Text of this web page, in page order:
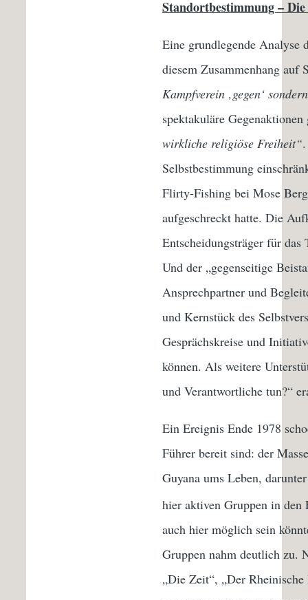
Standortbestimmung –
Eine grundlegende
diesem Zusammenhang
Kampfverein ‚gegen‘
spektakuläre
wirkliche religiöse Freiheit“
Selbstbestimmung
Flirty-Fishing bei Mose
aufgeschreckt hatte. Die
Entscheidungsträger für das
Und der „gegenseitige
Ansprechpartner und
und Kernstück des
Gesprächskreise und
können. Als weitere
und Verantwortliche tun?“
Ein Ereignis Ende 1978
Führer bereit sind: der
Guyana ums Leben,
hier aktiven Gruppen in den
auch hier möglich sein
Gruppen nahm deutlich zu.
„Die Zeit“, „Der